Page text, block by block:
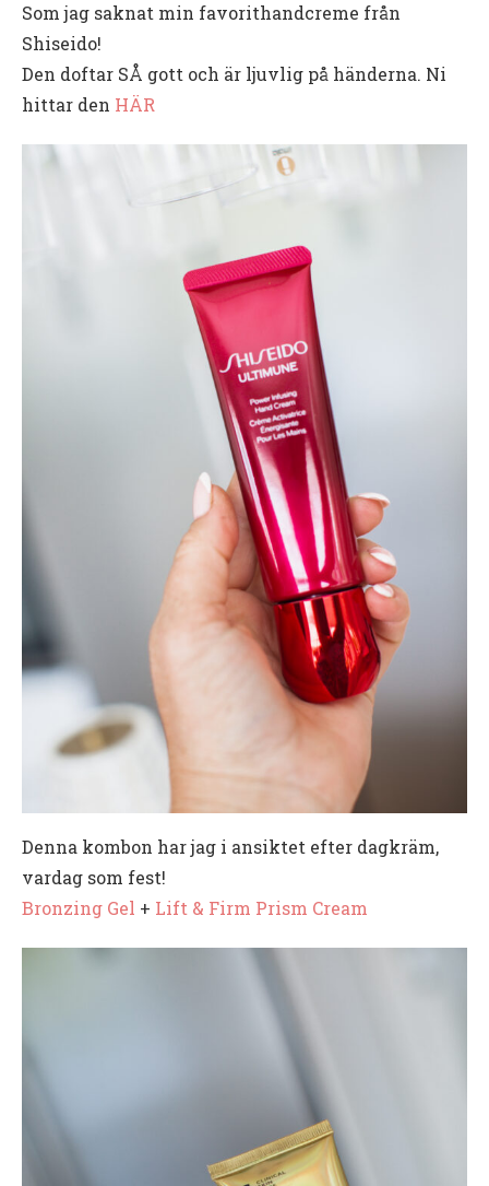
Som jag saknat min favorithandcreme från
Shiseido!
Den doftar SÅ gott och är ljuvlig på händerna. Ni
hittar den HÄR
Denna kombon har jag i ansiktet efter dagkräm,
vardag som fest!
Bronzing Gel + Lift & Firm Prism Cream